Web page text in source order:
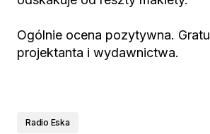
Ogólnie ocena pozytywna.
projektanta i wydawnictwa.
Radio Eska